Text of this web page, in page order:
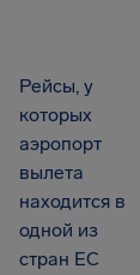
Рейсы, у
которых
аэропорт
вылета
находится в
одной из
стран ЕС